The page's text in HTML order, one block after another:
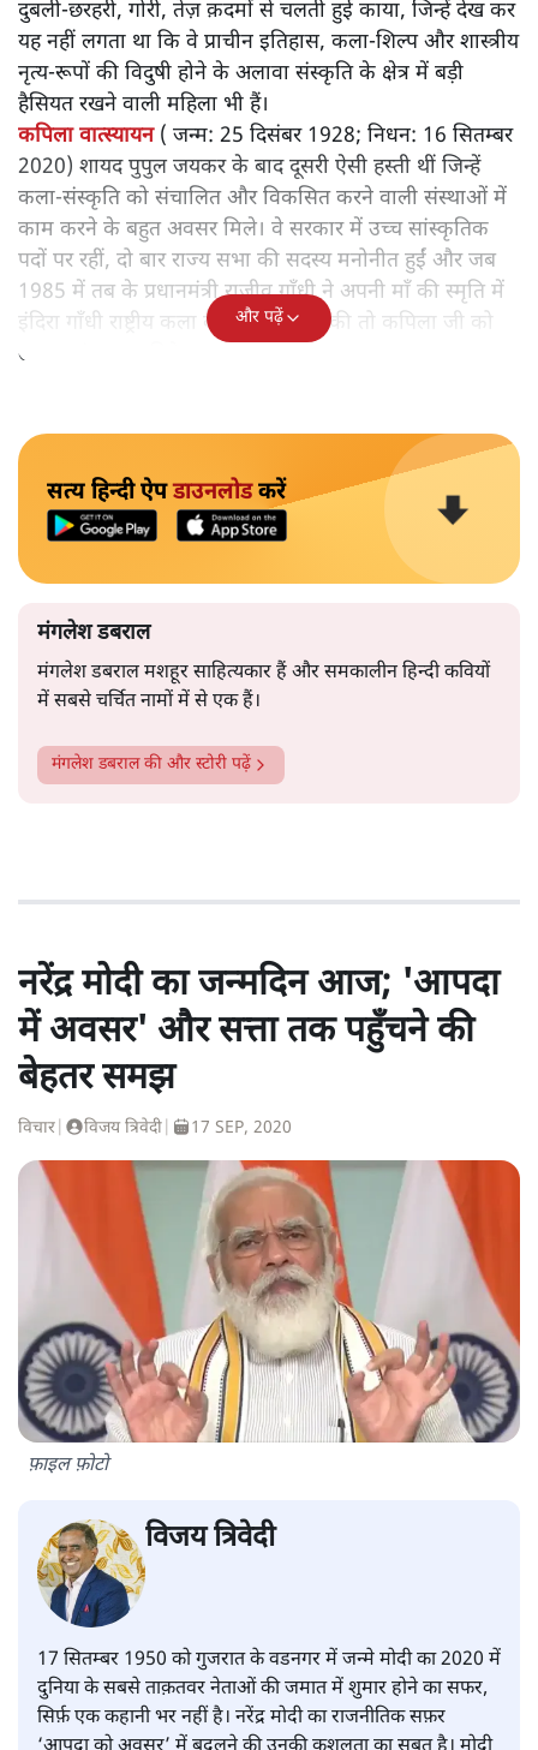
दुबली-छरहरी, गोरी, तेज़ क़दमों से चलती हुई काया, जिन्हें देख कर
यह नहीं लगता था कि वे प्राचीन इतिहास, कला-शिल्प और शास्त्रीय
नृत्य-रूपों की विदुषी होने के अलावा संस्कृति के क्षेत्र में बड़ी
हैसियत रखने वाली महिला भी हैं।
कपिला वात्स्यायन( जन्म: 25 दिसंबर 1928; निधन: 16 सितम्बर
2020) शायद पुपुल जयकर के बाद दूसरी ऐसी हस्ती थीं जिन्हें
कला-संस्कृति को संचालित और विकसित करने वाली संस्थाओं में
काम करने के बहुत अवसर मिले। वे सरकार में उच्च सांस्कृतिक
पदों पर रहीं, दो बार राज्य सभा की सदस्य मनोनीत हुईं और जब
1985 में तब के प्रधानमंत्री राजीव गाँधी ने अपनी माँ की स्मृति में
इंदिरा गाँधी राष्ट्रीय कला केंद्र की स्थापना की तो कपिला जी को
उसका संस्थापक निदेशक बनाया गया।
और पढ़ें
सत्य हिन्दी ऐपडाउनलोडकरें
मंगलेश डबराल
मंगलेश डबराल मशहूर साहित्यकार हैं और समकालीन हिन्दी कवियों
में सबसे चर्चित नामों में से एक हैं।
मंगलेश डबरालकी और स्टोरी पढ़ें
नरेंद्र मोदी का जन्मदिन आज; 'आपदा
में अवसर' और सत्ता तक पहुँचने की
बेहतर समझ
विचार विजय त्रिवेदी 17 SEP, 2020
फ़ाइल फ़ोटो
विजय त्रिवेदी
17 सितम्बर 1950 को गुजरात के वडनगर में जन्मे मोदी का 2020 में
दुनिया के सबसे ताक़तवर नेताओं की जमात में शुमार होने का सफर,
सिर्फ़ एक कहानी भर नहीं है। नरेंद्र मोदी का राजनीतिक सफ़र